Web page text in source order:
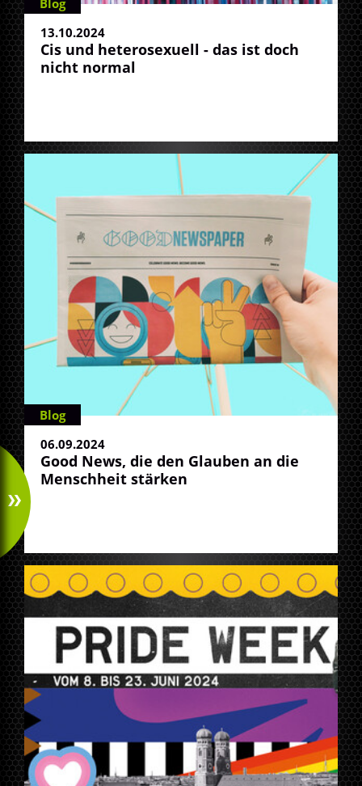
13.10.2024
Cis und heterosexuell - das ist doch
nicht normal
Blog
06.09.2024
Good News, die den Glauben an die
Menschheit stärken